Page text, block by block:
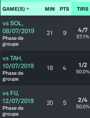
GAME(S) MIN PTS TIRS
vs SOL,
08/07/2019
Phase de
groupe
21 9 4/7
57.1%
vs TAH,
10/07/2019
Phase de
groupe
18 4 1/2
50.0%
vs FIJ,
12/07/2019
Phase de
groupe
20 5 2/4
50.0%